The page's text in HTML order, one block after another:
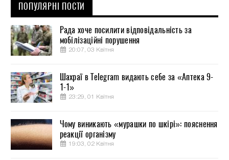
ПОПУЛЯРНІ ПОСТИ
Рада хоче посилити відповідальність за
мобілізаційні порушення
20:07, 03 Квітня
Шахраї в Telegram видають себе за «Аптека 9-
1-1»
23:29, 01 Квітня
Чому виникають «мурашки по шкірі»: пояснення
реакції організму
19:03, 02 Квітня